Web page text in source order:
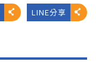
LINE分享